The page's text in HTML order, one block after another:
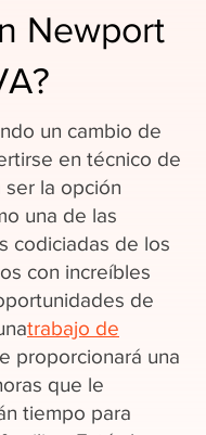
Newport
un cambio de
en técnico de
la opción
una de las
codiciadas de los
con increíbles
de
trabajo de
proporcionará una
que le
tiempo para